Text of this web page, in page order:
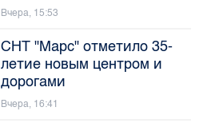
Вчера, 15:53
СНТ "Марс" отметило 35-
летие новым центром и
дорогами
Вчера, 16:41